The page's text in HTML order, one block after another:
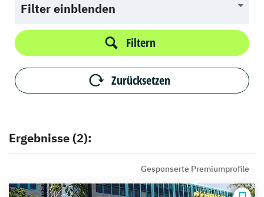
Filter einblenden
Filtern
Zurücksetzen
Ergebnisse (2):
Gesponserte Premiumprofile